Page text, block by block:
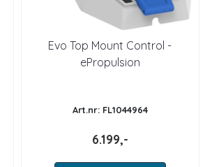
Evo Top Mount Control -
ePropulsion
Art.nr: FL1044964
6.199,-